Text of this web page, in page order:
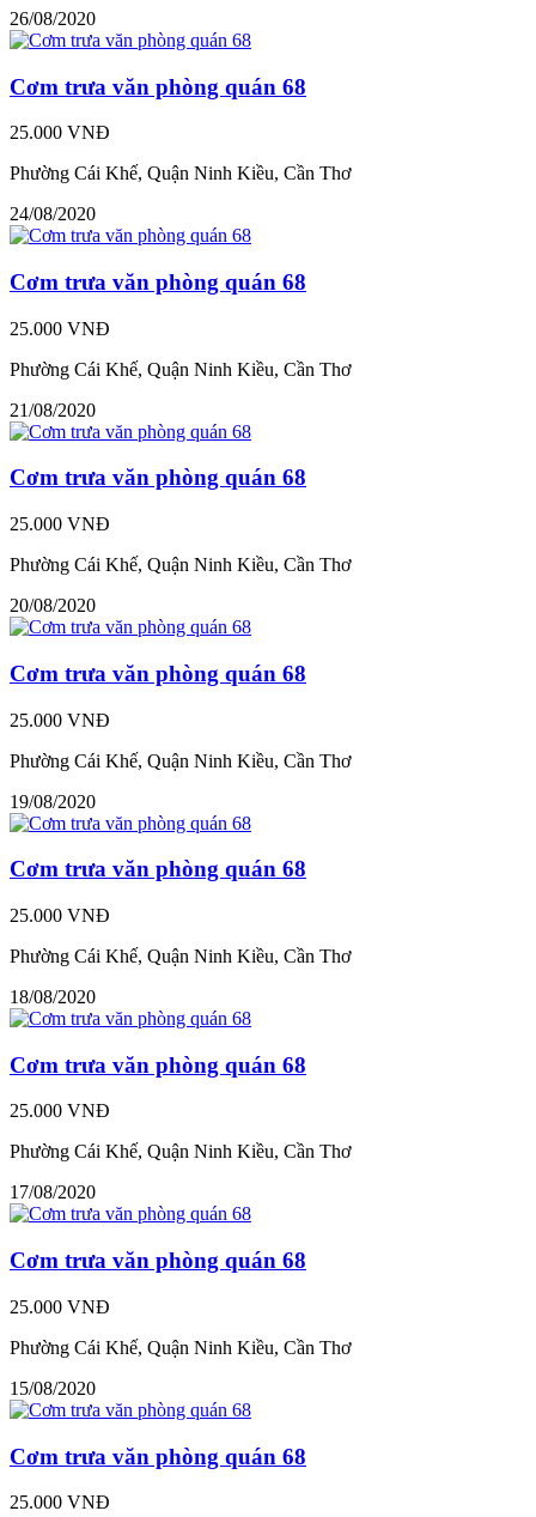
26/08/2020
Cơm trưa văn phòng quán 68
25.000 VNĐ
Phường Cái Khế, Quận Ninh Kiều, Cần Thơ
24/08/2020
Cơm trưa văn phòng quán 68
25.000 VNĐ
Phường Cái Khế, Quận Ninh Kiều, Cần Thơ
21/08/2020
Cơm trưa văn phòng quán 68
25.000 VNĐ
Phường Cái Khế, Quận Ninh Kiều, Cần Thơ
20/08/2020
Cơm trưa văn phòng quán 68
25.000 VNĐ
Phường Cái Khế, Quận Ninh Kiều, Cần Thơ
19/08/2020
Cơm trưa văn phòng quán 68
25.000 VNĐ
Phường Cái Khế, Quận Ninh Kiều, Cần Thơ
18/08/2020
Cơm trưa văn phòng quán 68
25.000 VNĐ
Phường Cái Khế, Quận Ninh Kiều, Cần Thơ
17/08/2020
Cơm trưa văn phòng quán 68
25.000 VNĐ
Phường Cái Khế, Quận Ninh Kiều, Cần Thơ
15/08/2020
Cơm trưa văn phòng quán 68
25.000 VNĐ